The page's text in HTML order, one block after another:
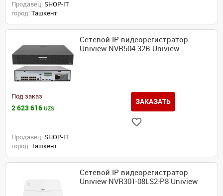
Продавец: SHOP-IT
город: Ташкент
Сетевой IP видеорегистратор
Uniview NVR504-32B Uniview
Под заказ
2 623 616 UZS
ЗАКАЗАТЬ
Продавец: SHOP-IT
город: Ташкент
Сетевой IP видеорегистратор
Uniview NVR301-08LS2-P8 Uniview